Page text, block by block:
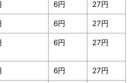
6円 27円
6円 27円
6円 27円
6円 27円